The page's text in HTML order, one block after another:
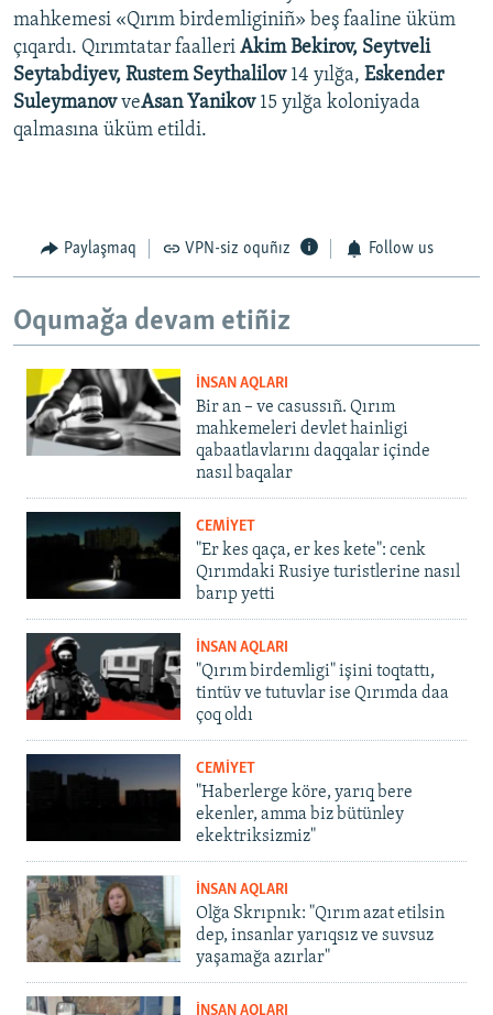
mahkemesi «Qırım birdemliginiñ» beş faaline üküm
çıqardı. Qırımtatar faalleri Akim Bekirov, Seytveli
Seytabdiyev, Rustem Seythalilov 14 yılğa, Eskender
SuleymanovveAsan Yanikov 15 yılğa koloniyada
qalmasına üküm etildi.
Paylaşmaq VPN-siz oquñız Follow us
Oqumağa devam etiñiz
İNSAN AQLARI
Bir an – ve casussıñ. Qırım
mahkemeleri devlet hainligi
qabaatlavlarını daqqalar içinde
nasıl baqalar
CEMİYET
"Er kes qaça, er kes kete": cenk
Qırımdaki Rusiye turistlerine nasıl
barıp yetti
İNSAN AQLARI
"Qırım birdemligi" işini toqtattı,
tintüv ve tutuvlar ise Qırımda daa
çoq oldı
CEMİYET
"Haberlerge köre, yarıq bere
ekenler, amma biz bütünley
ekektriksizmiz"
İNSAN AQLARI
Olğa Skrıpnık: "Qırım azat etilsin
dep, insanlar yarıqsız ve suvsuz
yaşamağa azırlar"
İNSAN AQLARI